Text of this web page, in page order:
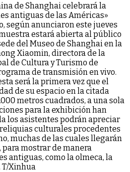
de Shanghai celebrará la
antiguas de las Américas»
según anunciaron este jueves
estará abierta al público
del Museo de Shanghai en la
Xiaomin, directora de la
de Cultura y Turismo de
de transmisión en vivo.
será la primera vez que el
de su espacio en la citada
metros cuadrados, a una sola
para la exhibición han
los asistentes podrán apreciar
culturales procedentes
muchas de las cuales llegarán
para mostrar de manera
antiguas, como la olmeca, la
T/Xinhua